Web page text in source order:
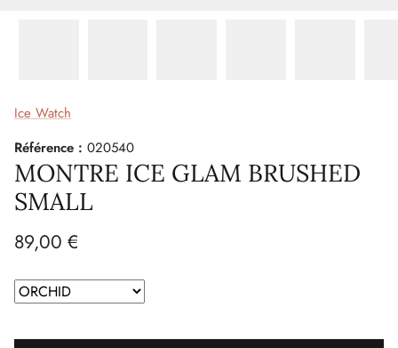
Ice Watch
Référence : 020540
MONTRE ICE GLAM BRUSHED
SMALL
89,00 €